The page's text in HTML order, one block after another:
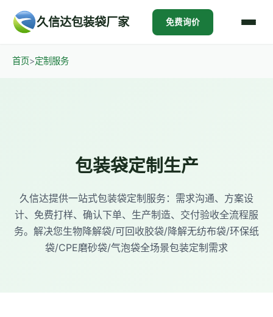
久信达包装袋厂家 免费询价
首页>定制服务
包装袋定制生产
久信达提供一站式包装袋定制服务：需求沟通、方案设
计、免费打样、确认下单、生产制造、交付验收全流程服
务。解决您生物降解袋/可回收胶袋/降解无纺布袋/环保纸
袋/CPE磨砂袋/气泡袋全场景包装定制需求